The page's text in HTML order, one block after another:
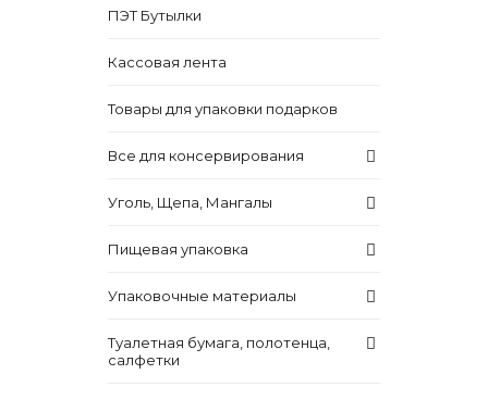
ПЭТ Бутылки
Кассовая лента
Товары для упаковки подарков
Все для консервирования
Уголь, Щепа, Мангалы
Пищевая упаковка
Упаковочные материалы
Туалетная бумага, полотенца,
салфетки